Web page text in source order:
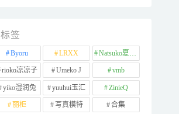
标签
Byoru LRXX Natsuko夏夏子
rioko凉凉子 Umeko J vmb
yiko湿润兔 yuuhui玉汇 ZinieQ
丽柜 写真模特 合集